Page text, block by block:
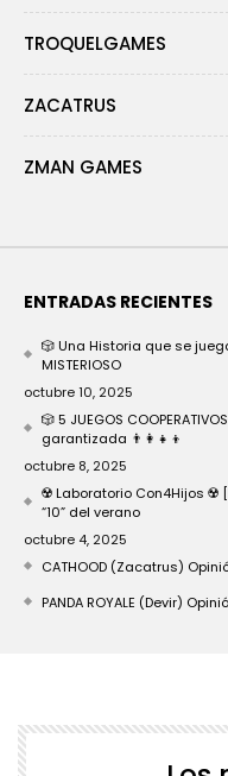
TROQUELGAMES
ZACATRUS
ZMAN GAMES
ENTRADAS RECIENTES
🎲 Una Historia que se
MISTERIOSO
octubre 10, 2025
🎲 5 JUEGOS
garantizada 👨‍👩‍👧‍👦
octubre 8, 2025
☢️ Laboratorio Con4Hijos ☢️
“10” del verano
octubre 4, 2025
CATHOOD (Zacatrus)
PANDA ROYALE (Devir)